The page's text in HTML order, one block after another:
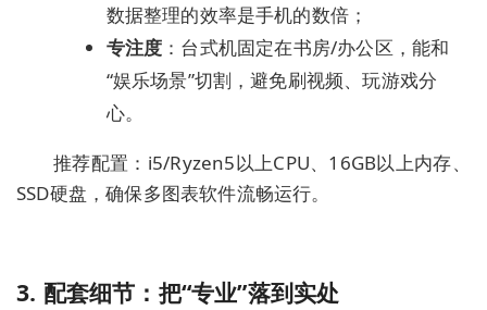
数据整理的效率是手机的数倍；
专注度 ：台式机固定在书房/办公区，能和
“娱乐场景”切割，避免刷视频、玩游戏分
心。
推荐配置：i5/Ryzen5以上CPU、16GB以上内存、
SSD硬盘，确保多图表软件流畅运行。
3. 配套细节：把“专业”落到实处